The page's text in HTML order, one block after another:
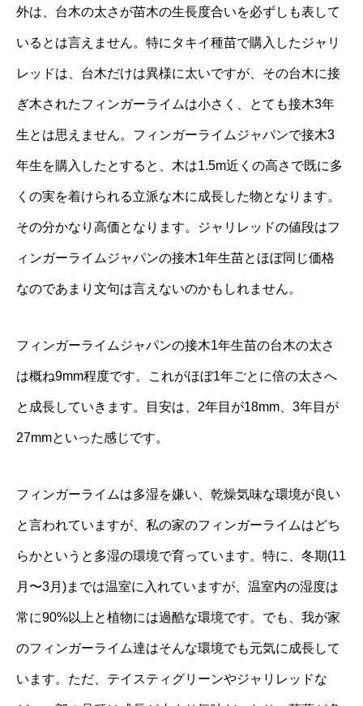
外は、台木の太さが苗木の生長度合いを必ずしも表して
いるとは言えません。特にタキイ種苗で購入したジャリ
レッドは、台木だけは異様に太いですが、その台木に接
ぎ木されたフィンガーライムは小さく、とても接木3年
生とは思えません。フィンガーライムジャパンで接木3
年生を購入したとすると、木は1.5m近くの高さで既に多
くの実を着けられる立派な木に成長した物となります。
その分かなり高価となります。ジャリレッドの値段はフ
ィンガーライムジャパンの接木1年生苗とほぼ同じ価格
なのであまり文句は言えないのかもしれません。
フィンガーライムジャパンの接木1年生苗の台木の太さ
は概ね9mm程度です。これがほぼ1年ごとに倍の太さへ
と成長していきます。目安は、2年目が18mm、3年目が
27mmといった感じです。
フィンガーライムは多湿を嫌い、乾燥気味な環境が良い
と言われていますが、私の家のフィンガーライムはどち
らかというと多湿の環境で育っています。特に、冬期(11
月〜3月)までは温室に入れていますが、温室内の湿度は
常に90%以上と植物には過酷な環境です。でも、我が家
のフィンガーライム達はそんな環境でも元気に成長して
います。ただ、テイスティグリーンやジャリレッドな